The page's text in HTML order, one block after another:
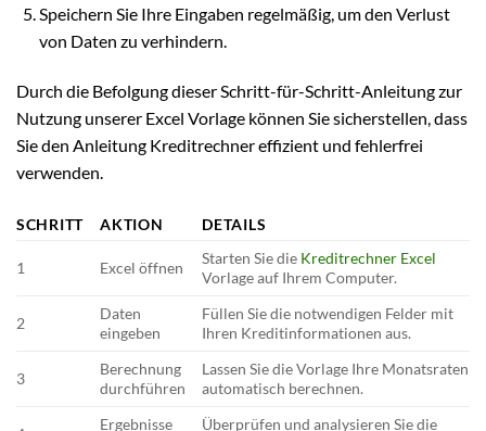
Speichern Sie Ihre Eingaben regelmäßig, um den Verlust
von Daten zu verhindern.
Durch die Befolgung dieser Schritt-für-Schritt-Anleitung zur
Nutzung unserer Excel Vorlage können Sie sicherstellen, dass
Sie den Anleitung Kreditrechner effizient und fehlerfrei
verwenden.
SCHRITT AKTION DETAILS
1 Excel öffnen
Starten Sie die Kreditrechner Excel
Vorlage auf Ihrem Computer.
2
Daten
eingeben
Füllen Sie die notwendigen Felder mit
Ihren Kreditinformationen aus.
3
Berechnung
durchführen
Lassen Sie die Vorlage Ihre Monatsraten
automatisch berechnen.
Ergebnisse
Überprüfen und analysieren Sie die